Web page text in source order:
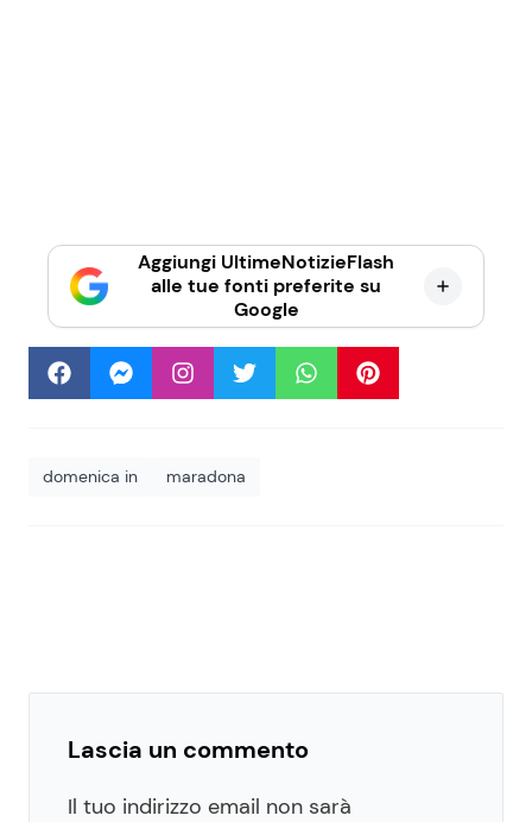
Aggiungi UltimeNotizieFlash
alle tue fonti preferite su
Google
domenica in maradona
Lascia un commento
Il tuo indirizzo email non sarà